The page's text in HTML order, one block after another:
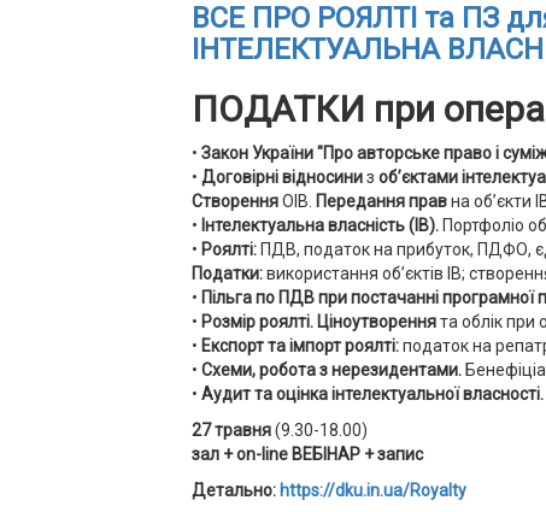
ВСЕ ПРО РОЯЛТІ та ПЗ
ІНТЕЛЕКТУАЛЬНА
ПОДАТКИ при
• Закон України "Про авторське право і
• Договірні відносиниз об’єктами
СтворенняОІВ. Передання правна об’єкти
• Інтелектуальна власність (ІВ). Портфоліо
• Роялті: ПДВ, податок на прибуток, ПДФО,
Податки:використання об’єктів ІВ;
• Пільга по ПДВ при постачанні програмної
• Розмір роялті. Ціноутвореннята облікпри
• Експорт та імпорт роялті:податок на
• Схеми, робота з нерезидентами.
• Аудит та оцінка інтелектуальної власності.
27 травня(9.30-18.00)
зал + on-line ВЕБІНАР + запис
Детально: https://dku.in.ua/Royalty